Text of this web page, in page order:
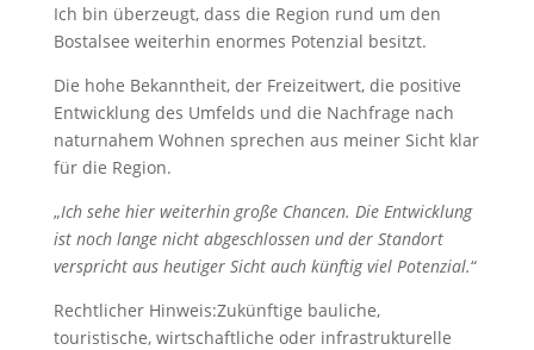
Ich bin überzeugt, dass die Region rund um den
Bostalsee weiterhin enormes Potenzial besitzt.
Die hohe Bekanntheit, der Freizeitwert, die positive
Entwicklung des Umfelds und die Nachfrage nach
naturnahem Wohnen sprechen aus meiner Sicht klar
für die Region.
„Ich sehe hier weiterhin große Chancen. Die Entwicklung
ist noch lange nicht abgeschlossen und der Standort
verspricht aus heutiger Sicht auch künftig viel Potenzial.“
Rechtlicher Hinweis:Zukünftige bauliche,
touristische, wirtschaftliche oder infrastrukturelle